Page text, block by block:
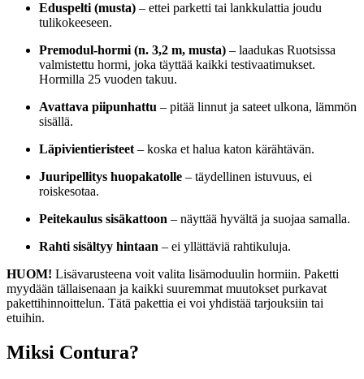
Eduspelti (musta) – ettei parketti tai lankkulattia joudu
tulikokeeseen.
Premodul-hormi (n. 3,2 m, musta) – laadukas Ruotsissa
valmistettu hormi, joka täyttää kaikki testivaatimukset.
Hormilla 25 vuoden takuu.
Avattava piipunhattu – pitää linnut ja sateet ulkona, lämmön
sisällä.
Läpivientieristeet– koska et halua katon kärähtävän.
Juuripellitys huopakatolle – täydellinen istuvuus, ei
roiskesotaa.
Peitekaulus sisäkattoon – näyttää hyvältä ja suojaa samalla.
Rahti sisältyy hintaan – ei yllättäviä rahtikuluja.
HUOM! Lisävarusteena voit valita lisämoduulin hormiin. Paketti
myydään tällaisenaan ja kaikki suuremmat muutokset purkavat
pakettihinnoittelun. Tätä pakettia ei voi yhdistää tarjouksiin tai
etuihin.
Miksi Contura?